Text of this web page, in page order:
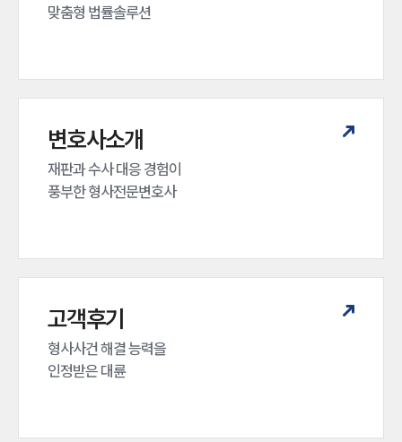
맞춤형 법률솔루션
변호사소개
재판과 수사 대응 경험이
풍부한 형사전문변호사
고객후기
형사사건 해결 능력을
인정받은 대륜